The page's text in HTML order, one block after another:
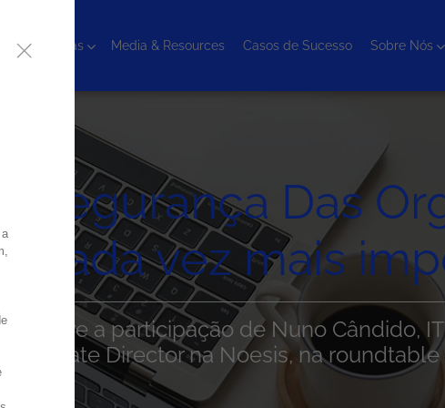
Tecnologias Media & Resources Casos de Sucesso Sobre Nós
Das
cada vez mais
sobre a participação de Nuno Cândido,
Director na Noesis, na